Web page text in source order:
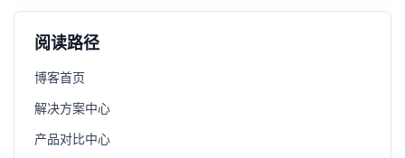
阅读路径
博客首页
解决方案中心
产品对比中心